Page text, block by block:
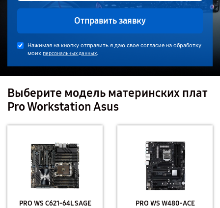
Отправить заявку
Нажимая на кнопку отправить я даю свое согласие на обработку
моих персональных данных.
Выберите модель материнских плат
Pro Workstation Asus
PRO WS C621-64L SAGE PRO WS W480-ACE